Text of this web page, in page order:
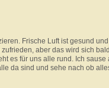
Frische Luft ist gesund
aber das wird sich
es für uns alle rund. Ich
da sind und sehe nach ob